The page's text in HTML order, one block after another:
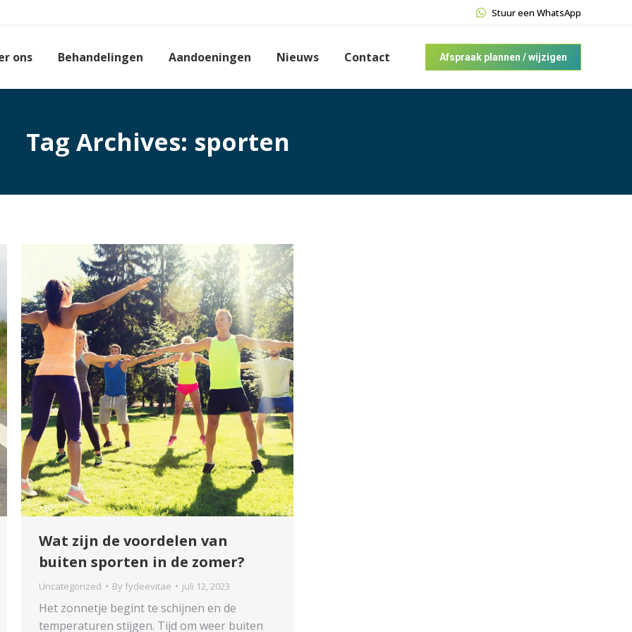
Stuur een WhatsApp
ons Behandelingen Aandoeningen Nieuws Contact Afspraak plannen / wijzigen
Tag Archives: sporten
Wat zijn de voordelen van
buiten sporten in de zomer?
Uncategorized By fydeevitae juli 12, 2023
Het zonnetje begint te schijnen en de
temperaturen stijgen. Tijd om weer buiten